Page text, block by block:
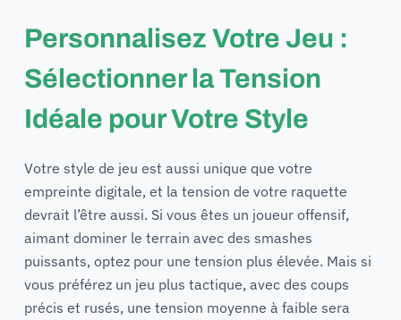
Personnalisez Votre Jeu :
Sélectionner la Tension
Idéale pour Votre Style
Votre style de jeu est aussi unique que votre
empreinte digitale, et la tension de votre raquette
devrait l’être aussi. Si vous êtes un joueur offensif,
aimant dominer le terrain avec des smashes
puissants, optez pour une tension plus élevée. Mais si
vous préférez un jeu plus tactique, avec des coups
précis et rusés, une tension moyenne à faible sera